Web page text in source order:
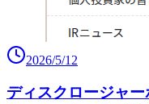
2026/5/12
ディスクロージャ